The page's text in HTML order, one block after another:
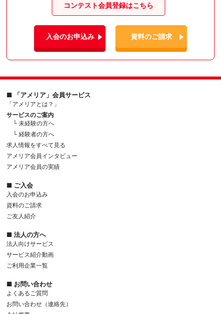
コンテスト会員登録はこちら
入会のお申込み 資料のご請求
■ 「アメリア」会員サービス
「アメリアとは？」
サービスのご案内
└ 未経験の方へ
└ 経験者の方へ
求人情報をすべて見る
アメリア会員インタビュー
アメリア会員の実績
■ ご入会
入会のお申込み
資料のご請求
ご友人紹介
■ 法人の方へ
法人向けサービス
サービス紹介動画
ご利用企業一覧
■ お問い合わせ
よくあるご質問
お問い合わせ（連絡先）